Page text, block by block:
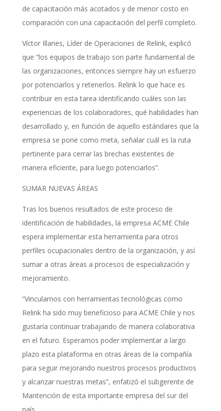
de capacitación más acotados y de menor costo en
comparación con una capacitación del perfil completo.
Víctor Illanes, Líder de Operaciones de Relink, explicó
que “los equipos de trabajo son parte fundamental de
las organizaciones, entonces siempre hay un esfuerzo
por potenciarlos y retenerlos. Relink lo que hace es
contribuir en esta tarea identificando cuáles son las
experiencias de los colaboradores, qué habilidades han
desarrollado y, en función de aquello estándares que la
empresa se pone como meta, señalar cuál es la ruta
pertinente para cerrar las brechas existentes de
manera eficiente, para luego potenciarlos”.
SUMAR NUEVAS ÁREAS
Tras los buenos resultados de este proceso de
identificación de habilidades, la empresa ACME Chile
espera implementar esta herramienta para otros
perfiles ocupacionales dentro de la organización, y así
sumar a otras áreas a procesos de especialización y
mejoramiento.
“Vincularnos con herramientas tecnológicas como
Relink ha sido muy beneficioso para ACME Chile y nos
gustaría continuar trabajando de manera colaborativa
en el futuro. Esperamos poder implementar a largo
plazo esta plataforma en otras áreas de la compañía
para seguir mejorando nuestros procesos productivos
y alcanzar nuestras metas”, enfatizó el subgerente de
Mantención de esta importante empresa del sur del